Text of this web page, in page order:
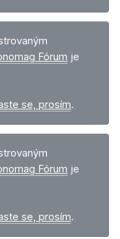
Fórum je
se, prosím.
Fórum je
se, prosím.